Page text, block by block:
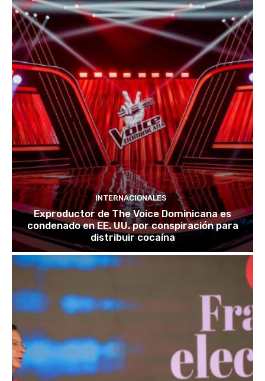
INTERNACIONALES
Exproductor de The Voice Dominicana es
condenado en EE. UU. por conspiración para
distribuir cocaína